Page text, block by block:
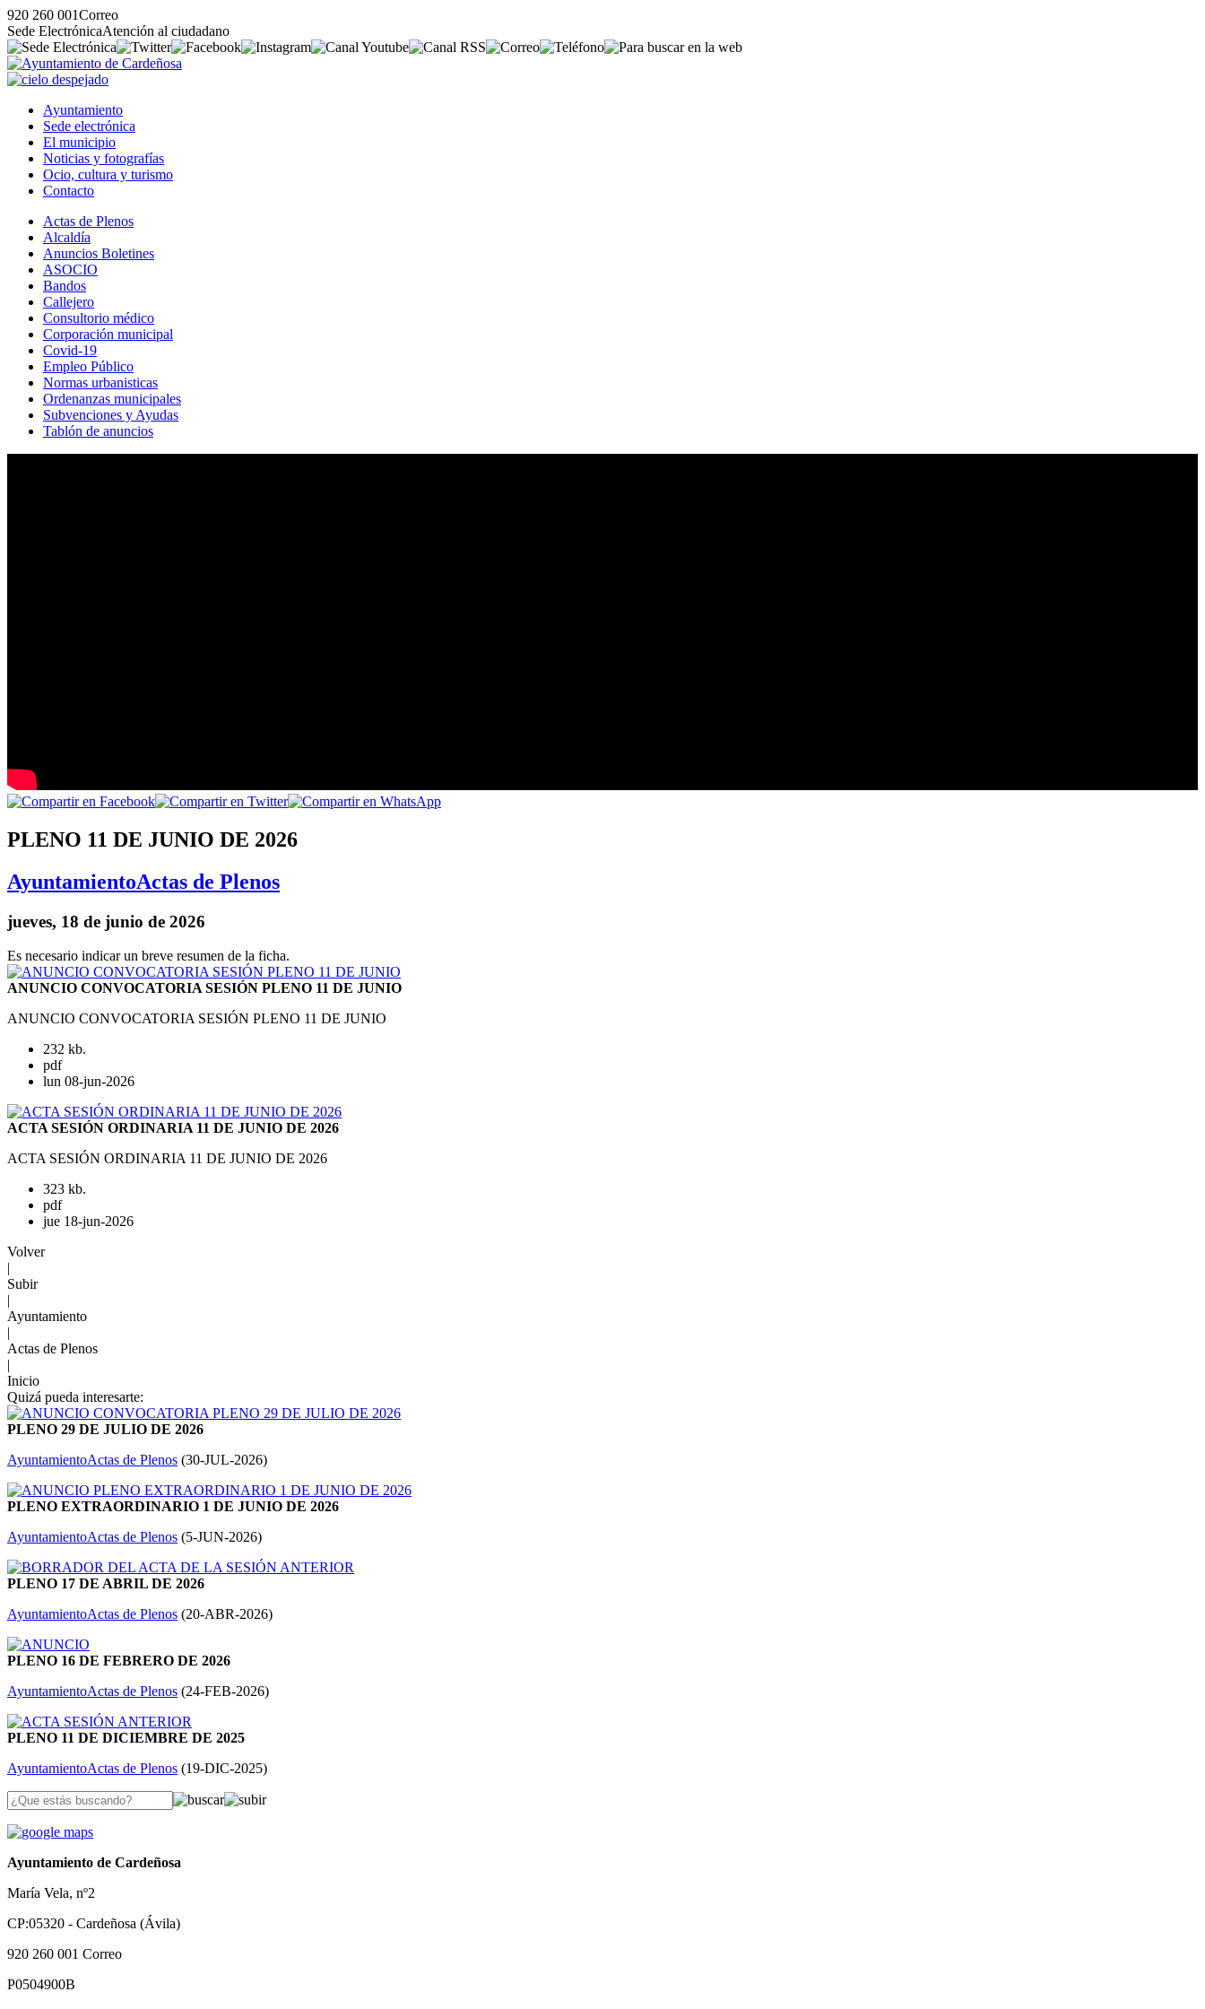
920 260 001Correo
Sede ElectrónicaAtención al ciudadano
Ayuntamiento
Sede electrónica
El municipio
Noticias y fotografías
Ocio, cultura y turismo
Contacto
Actas de Plenos
Alcaldía
Anuncios Boletines
ASOCIO
Bandos
Callejero
Consultorio médico
Corporación municipal
Covid-19
Empleo Público
Normas urbanisticas
Ordenanzas municipales
Subvenciones y Ayudas
Tablón de anuncios
PLENO 11 DE JUNIO DE 2026
AyuntamientoActas de Plenos
jueves, 18 de junio de 2026
Es necesario indicar un breve resumen de la ficha.
ANUNCIO CONVOCATORIA SESIÓN PLENO 11 DE JUNIO
ANUNCIO CONVOCATORIA SESIÓN PLENO 11 DE JUNIO
232 kb.
pdf
lun 08-jun-2026
ACTA SESIÓN ORDINARIA 11 DE JUNIO DE 2026
ACTA SESIÓN ORDINARIA 11 DE JUNIO DE 2026
323 kb.
pdf
jue 18-jun-2026
Volver
|
Subir
|
Ayuntamiento
|
Actas de Plenos
|
Inicio
Quizá pueda interesarte:
PLENO 29 DE JULIO DE 2026
AyuntamientoActas de Plenos (30-JUL-2026)
PLENO EXTRAORDINARIO 1 DE JUNIO DE 2026
AyuntamientoActas de Plenos (5-JUN-2026)
PLENO 17 DE ABRIL DE 2026
AyuntamientoActas de Plenos (20-ABR-2026)
PLENO 16 DE FEBRERO DE 2026
AyuntamientoActas de Plenos (24-FEB-2026)
PLENO 11 DE DICIEMBRE DE 2025
AyuntamientoActas de Plenos (19-DIC-2025)
Ayuntamiento de Cardeñosa
María Vela, nº2
CP:05320 - Cardeñosa (Ávila)
920 260 001 Correo
P0504900B